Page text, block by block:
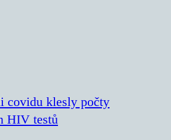
covidu klesly počty
HIV testů